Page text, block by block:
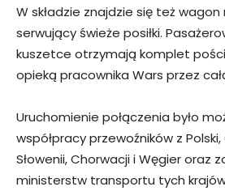
W składzie znajdzie się też
serwujący świeże posiłki.
kuszetce otrzymają komplet
opieką pracownika Wars przez
Uruchomienie połączenia było
współpracy przewoźników z
Słowenii, Chorwacji i Węgier oraz
ministerstw transportu tych